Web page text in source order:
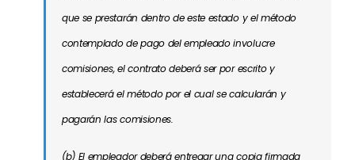
que se prestarán dentro de este estado y el método
contemplado de pago del empleado involucre
comisiones, el contrato deberá ser por escrito y
establecerá el método por el cual se calcularán y
pagarán las comisiones.
(b) El empleador deberá entregar una copia firmada